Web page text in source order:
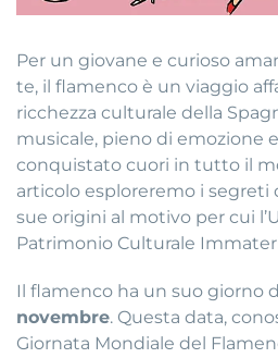
Per un giovane e curioso
te, il flamenco è un viaggio
ricchezza culturale della
musicale, pieno di emozione
conquistato cuori in tutto il
articolo esploreremo i segreti
sue origini al motivo per cui
Patrimonio Culturale
Il flamenco ha un suo giorno
novembre. Questa data,
Giornata Mondiale del